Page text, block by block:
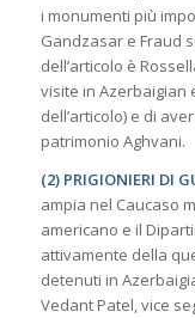
i monumenti più
Gandzasar e Fraud
dell’articolo è
visite in Azerbaigian
dell’articolo) e di
patrimonio Aghvani.
(2) PRIGIONIERI DI
ampia nel Caucaso
americano e il
attivamente della
detenuti in
Vedant Patel, vice